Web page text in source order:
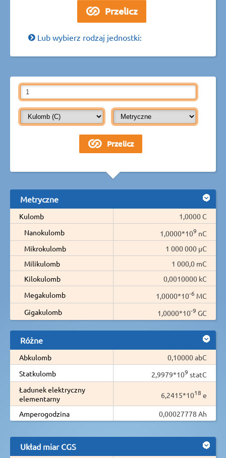
Lub wybierz rodzaj jednostki:
Metryczne
Kulomb
1,0000 C
Nanokulomb
1,0000*109 nC
Mikrokulomb
1 000 000 µC
Milikulomb
1 000,0 mC
Kilokulomb
0,0010000 kC
Megakulomb
1,0000*10-6 MC
Gigakulomb
1,0000*10-9 GC
Różne
Abkulomb
0,10000 abC
Statkulomb
2,9979*109 statC
Ładunek elektryczny
elementarny
6,2415*1018 e
Amperogodzina 0,00027778 Ah
Układ miar CGS